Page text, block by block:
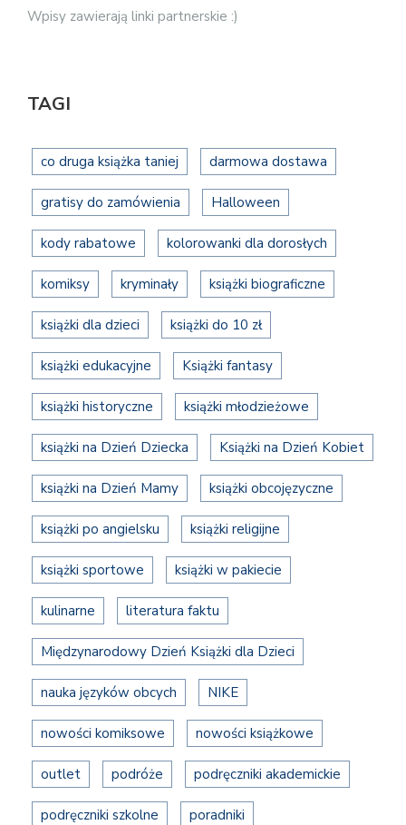
Wpisy zawierają linki partnerskie :)
TAGI
co druga książka taniej darmowa dostawa
gratisy do zamówienia Halloween
kody rabatowe kolorowanki dla dorosłych
komiksy kryminały książki biograficzne
książki dla dzieci książki do 10 zł
książki edukacyjne Książki fantasy
książki historyczne książki młodzieżowe
książki na Dzień Dziecka Książki na Dzień Kobiet
książki na Dzień Mamy książki obcojęzyczne
książki po angielsku książki religijne
książki sportowe książki w pakiecie
kulinarne literatura faktu
Międzynarodowy Dzień Książki dla Dzieci
nauka języków obcych NIKE
nowości komiksowe nowości książkowe
outlet podróże podręczniki akademickie
podręczniki szkolne poradniki